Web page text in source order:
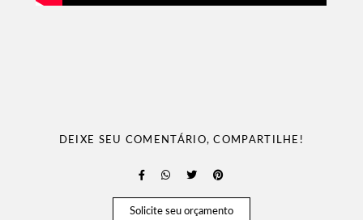
DEIXE SEU COMENTÁRIO, COMPARTILHE!
Solicite seu orçamento